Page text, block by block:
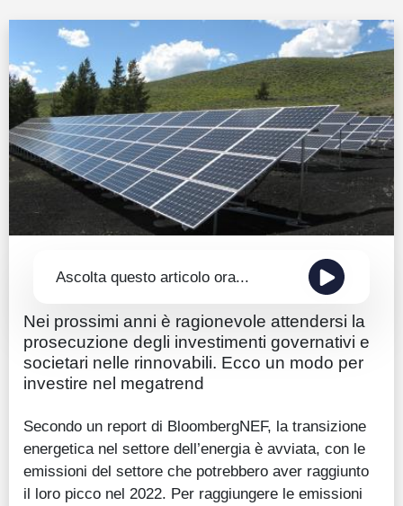
Altro
Ascolta questo articolo ora...
Nei prossimi anni è ragionevole attendersi la
prosecuzione degli investimenti governativi e
societari nelle rinnovabili. Ecco un modo per
investire nel megatrend
Secondo un report di BloombergNEF, la transizione
energetica nel settore dell’energia è avviata, con le
emissioni del settore che potrebbero aver raggiunto
il loro picco nel 2022. Per raggiungere le emissioni